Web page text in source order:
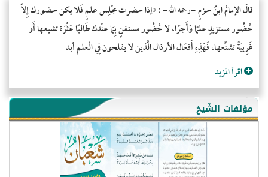
قالَ الإمامُ ابنُ حزمٍ -رحمه الله- : «إذا حضرت مجْلِس علمٍ فَلا يكن حضورك إِلاّ
حُضُور مستزيدٍ علمًا وَأَجرًا، لا حُضُور مستغنٍ بِمَا عنْدك طَالبًا عَثْرَة تشيعها أَو
غَرِيبَةً تشنِّعها، فَهَذِهِ أَفعَال الأرذال الَّذين لا يفلحون فِي الْعلم أبد
اقرأ المزيد
مؤلفات الشّيخ